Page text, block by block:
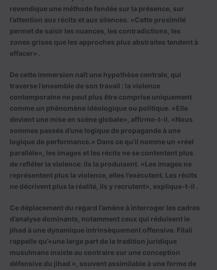
revendique une méthode fondée sur la présence, sur
l’attention aux récits et aux silences. «Cette proximité
permet de saisir les nuances, les contradictions, les
zones grises que les approches plus abstraites tendent à
effacer» .
De cette immersion naît une hypothèse centrale, qui
traverse l’ensemble de son travail : la violence
contemporaine ne peut plus être comprise uniquement
comme un phénomène idéologique ou politique. «Elle
devient une mise en scène globale», affirme-t-il. «Nous
sommes passés d’une logique de propagande à une
logique de performance.» Dans ce qu’il nomme un «réel
parallèle», les images et les récits ne se contentent plus
de refléter la violence: ils la produisent. «Les images ne
représentent plus la violence, elles l’exécutent. Les récits
ne décrivent plus la réalité, ils y recrutent», explique-t-il .
Ce déplacement du regard l’amène à interroger les cadres
d’analyse dominants, notamment ceux qui réduisent le
jihad à une dynamique intrinsèquement offensive. Filali
rappelle qu’«une large part de la tradition juridique
musulmane insiste au contraire sur une conception
défensive du jihad », souvent assimilable à une forme de